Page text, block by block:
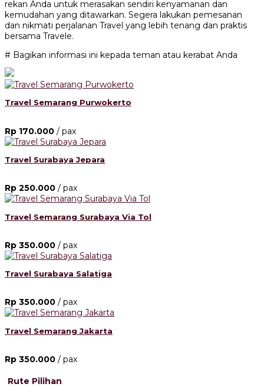
rekan Anda untuk merasakan sendiri kenyamanan dan
kemudahan yang ditawarkan. Segera lakukan pemesanan
dan nikmati perjalanan Travel yang lebih tenang dan praktis
bersama Travele.
# Bagikan informasi ini kepada teman atau kerabat Anda
Travel Semarang Purwokerto
Rp 170.000 / pax
Travel Surabaya Jepara
Rp 250.000 / pax
Travel Semarang Surabaya Via Tol
Rp 350.000 / pax
Travel Surabaya Salatiga
Rp 350.000 / pax
Travel Semarang Jakarta
Rp 350.000 / pax
Rute Pilihan